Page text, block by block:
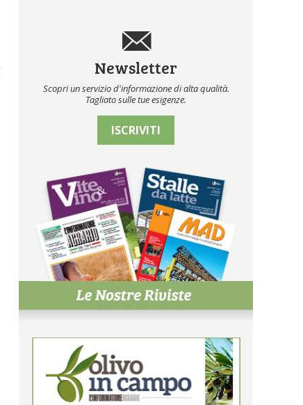
Newsletter
Scopri un servizio d'informazione di alta qualità.
Tagliato sulle tue esigenze.
ISCRIVITI